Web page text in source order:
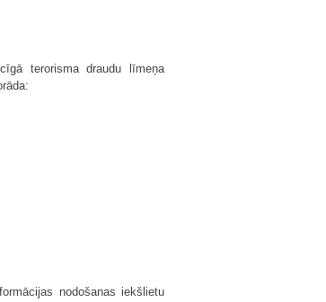
terorisma draudu līmeņa
nodošanas iekšlietu